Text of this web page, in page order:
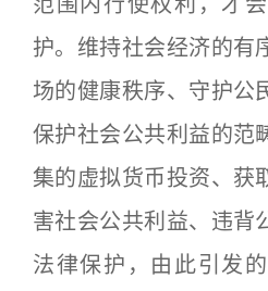
护。维持社会经济的有
场的健康秩序、守护公
保护社会公共利益的范
集的虚拟货币投资、获
害社会公共利益、违背
法律保护，由此引发